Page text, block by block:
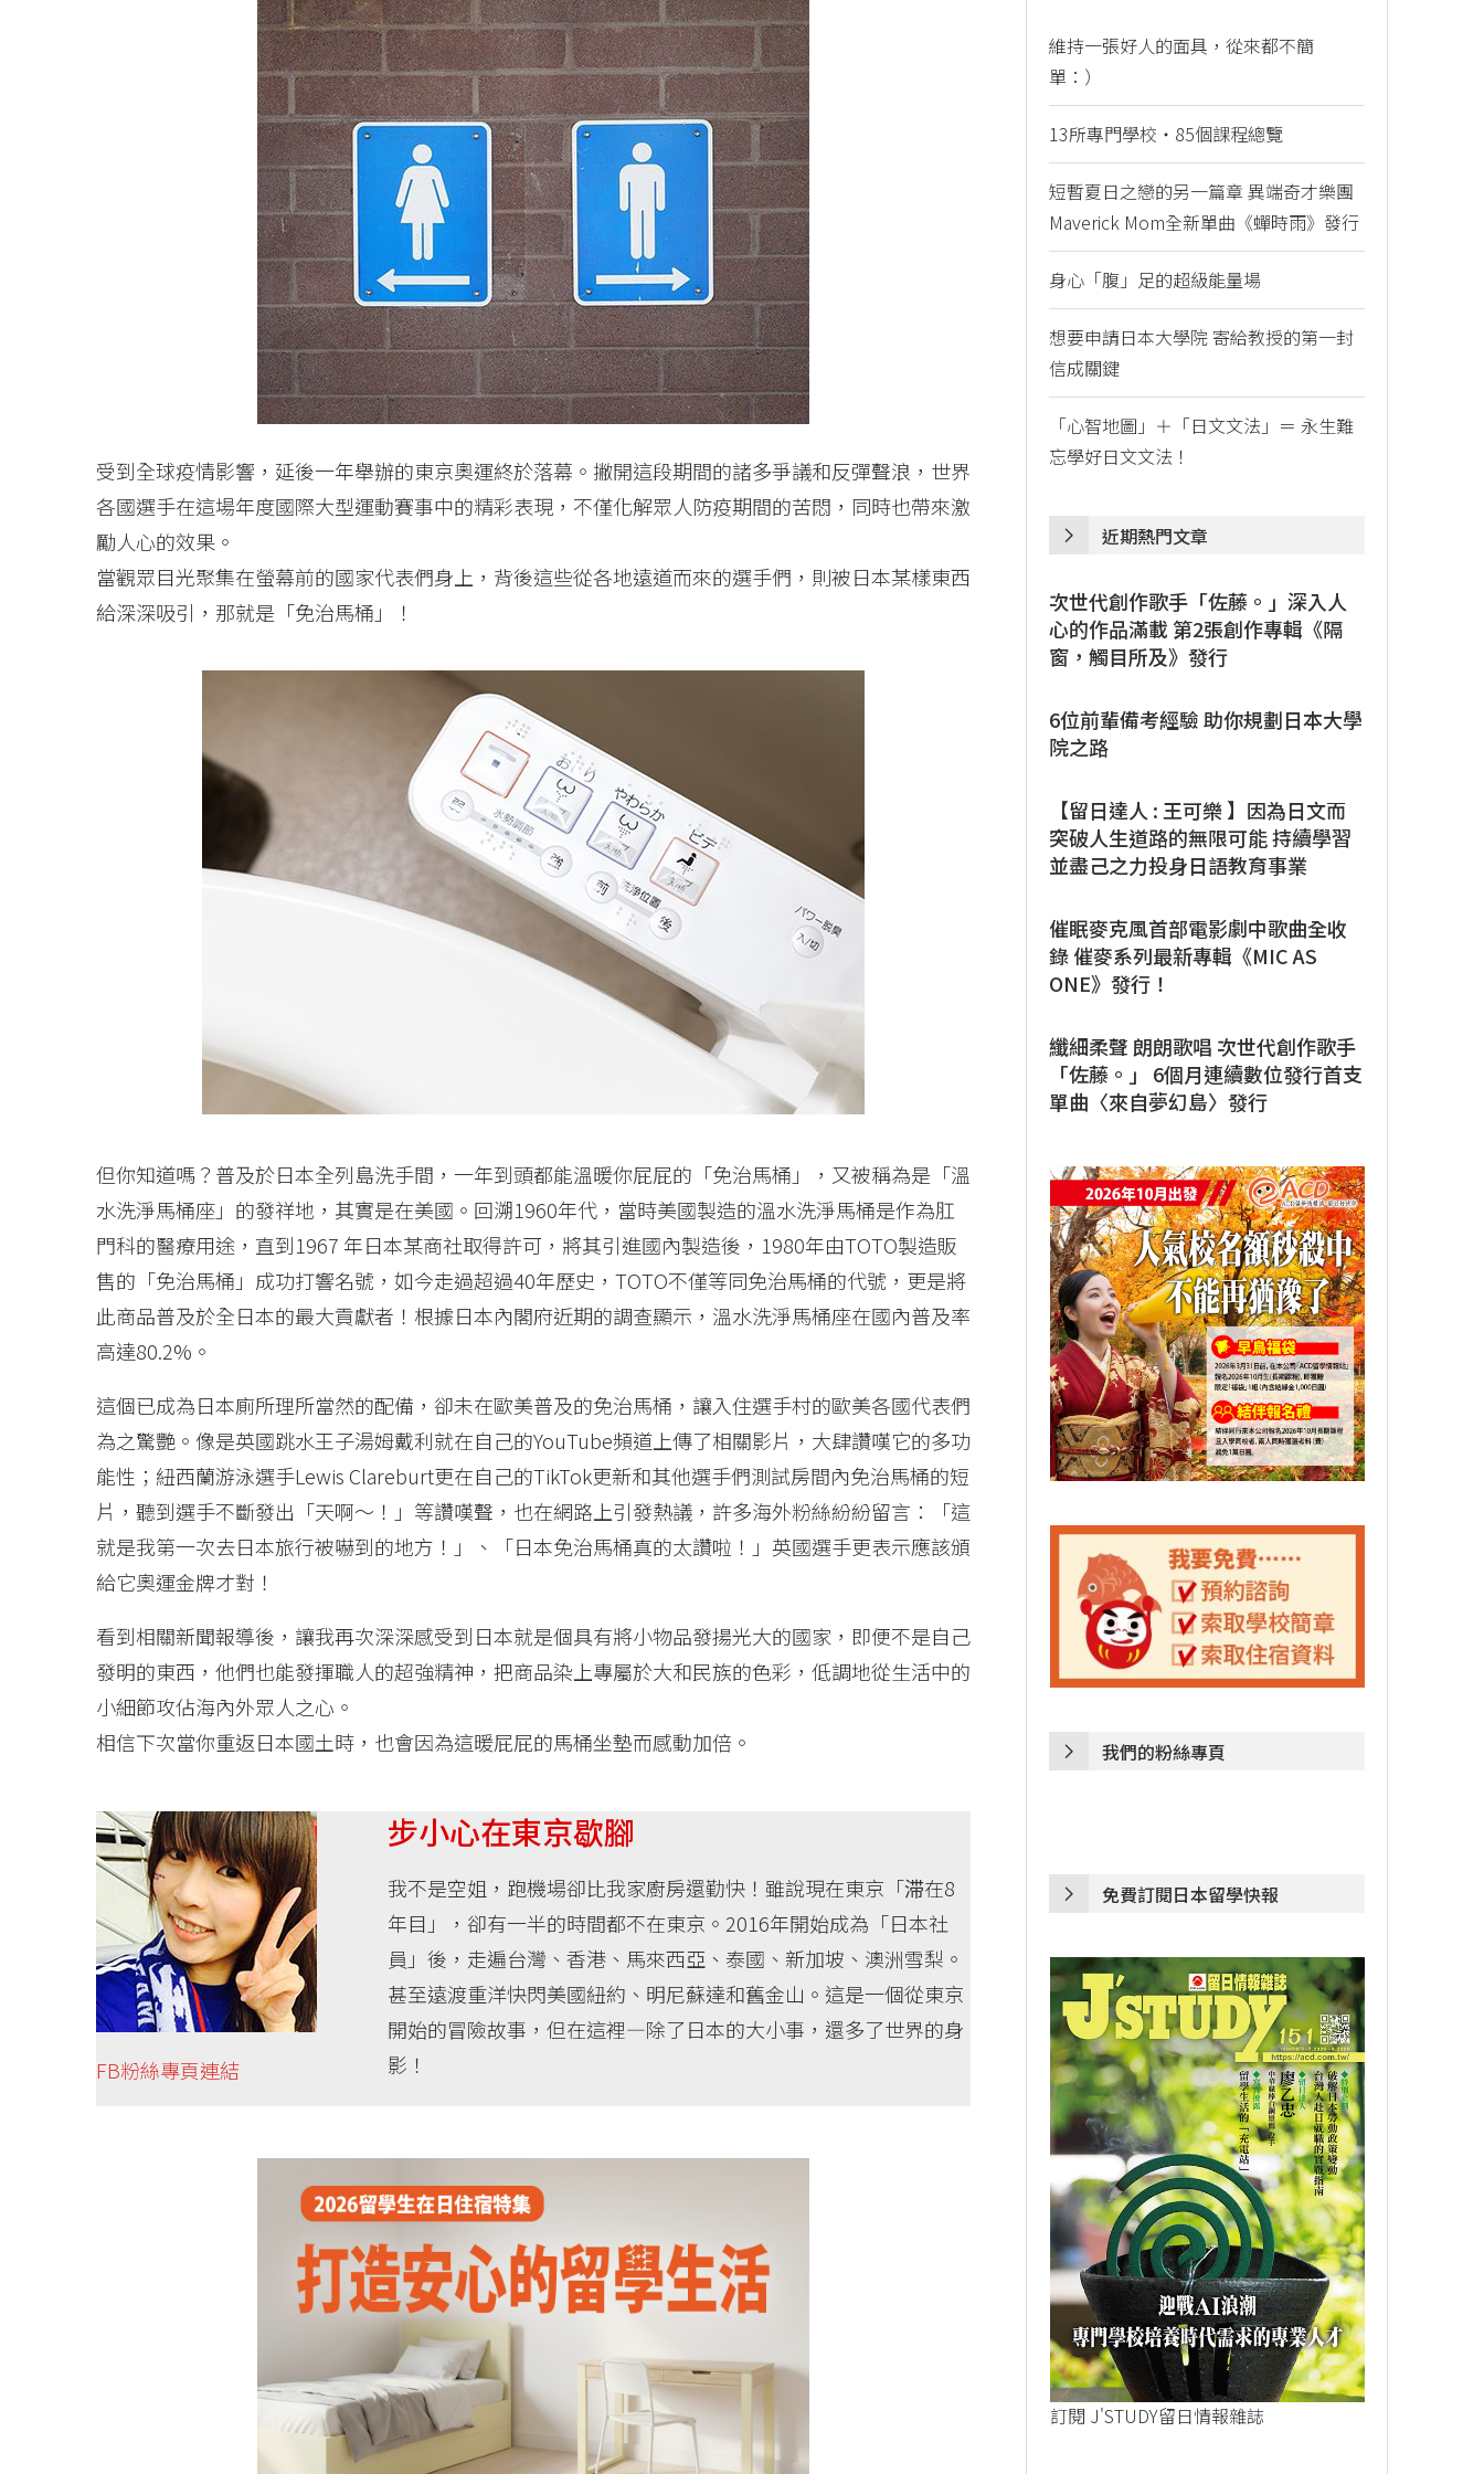
受到全球疫情影響，延後一年舉辦的東京奧運終於落幕。撇開這段期間的諸多爭議和反彈聲浪，世界
各國選手在這場年度國際大型運動賽事中的精彩表現，不僅化解眾人防疫期間的苦悶，同時也帶來激
勵人心的效果。
當觀眾目光聚集在螢幕前的國家代表們身上，背後這些從各地遠道而來的選手們，則被日本某樣東西
給深深吸引，那就是「免治馬桶」！
但你知道嗎？普及於日本全列島洗手間，一年到頭都能溫暖你屁屁的「免治馬桶」，又被稱為是「溫
水洗淨馬桶座」的發祥地，其實是在美國。回溯1960年代，當時美國製造的溫水洗淨馬桶是作為肛
門科的醫療用途，直到1967 年日本某商社取得許可，將其引進國內製造後，1980年由TOTO製造販
售的「免治馬桶」成功打響名號，如今走過超過40年歷史，TOTO不僅等同免治馬桶的代號，更是將
此商品普及於全日本的最大貢獻者！根據日本內閣府近期的調查顯示，溫水洗淨馬桶座在國內普及率
高達80.2%。
這個已成為日本廁所理所當然的配備，卻未在歐美普及的免治馬桶，讓入住選手村的歐美各國代表們
為之驚艷。像是英國跳水王子湯姆戴利就在自己的YouTube頻道上傳了相關影片，大肆讚嘆它的多功
能性；紐西蘭游泳選手Lewis Clareburt更在自己的TikTok更新和其他選手們測試房間內免治馬桶的短
片，聽到選手不斷發出「天啊～！」等讚嘆聲，也在網路上引發熱議，許多海外粉絲紛紛留言：「這
就是我第一次去日本旅行被嚇到的地方！」、「日本免治馬桶真的太讚啦！」英國選手更表示應該頒
給它奧運金牌才對！
看到相關新聞報導後，讓我再次深深感受到日本就是個具有將小物品發揚光大的國家，即便不是自己
發明的東西，他們也能發揮職人的超強精神，把商品染上專屬於大和民族的色彩，低調地從生活中的
小細節攻佔海內外眾人之心。
相信下次當你重返日本國土時，也會因為這暖屁屁的馬桶坐墊而感動加倍。
FB粉絲專頁連結
步小心在東京歇腳
我不是空姐，跑機場卻比我家廚房還勤快！雖說現在東京「滞在8
年目」，卻有一半的時間都不在東京。2016年開始成為「日本社
員」後，走遍台灣、香港、馬來西亞、泰國、新加坡、澳洲雪梨。
甚至遠渡重洋快閃美國紐約、明尼蘇達和舊金山。這是一個從東京
開始的冒險故事，但在這裡―除了日本的大小事，還多了世界的身
影！
維持一張好人的面具，從來都不簡
單：）
13所專門學校・85個課程總覽
短暫夏日之戀的另一篇章 異端奇才樂團
Maverick Mom全新單曲《蟬時雨》發行
身心「腹」足的超級能量場
想要申請日本大學院 寄給教授的第一封
信成關鍵
「心智地圖」＋「日文文法」＝ 永生難
忘學好日文文法！
近期熱門文章
次世代創作歌手「佐藤。」深入人
心的作品滿載 第2張創作專輯《隔
窗，觸目所及》發行
6位前輩備考經驗 助你規劃日本大學
院之路
【留日達人 : 王可樂 】因為日文而
突破人生道路的無限可能 持續學習
並盡己之力投身日語教育事業
催眠麥克風首部電影劇中歌曲全收
錄 催麥系列最新專輯《MIC AS
ONE》發行！
纖細柔聲 朗朗歌唱 次世代創作歌手
「佐藤。」 6個月連續數位發行首支
單曲〈來自夢幻島〉發行
我們的粉絲專頁
免費訂閱日本留學快報
訂閱 J'STUDY留日情報雜誌